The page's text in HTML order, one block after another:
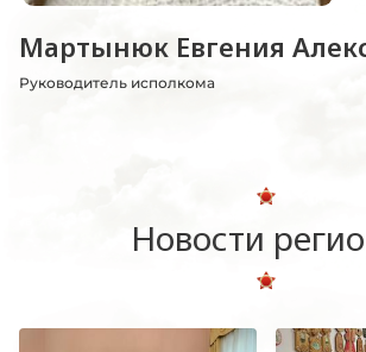
Мартынюк Евгения
Руководитель исполкома
Новости